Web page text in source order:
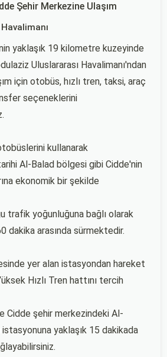
Şehir Merkezine Ulaşım
yaklaşık 19 kilometre kuzeyinde
Uluslararası Havalimanı'ndan
için otobüs, hızlı tren, taksi, araç
seçeneklerini
kullanarak
Al-Balad bölgesi gibi Cidde'nin
ekonomik bir şekilde
trafik yoğunluğuna bağlı olarak
dakika arasında sürmektedir.
yer alan istasyondan hareket
Hızlı Tren hattını tercih
Cidde şehir merkezindeki Al-
yaklaşık 15 dakikada